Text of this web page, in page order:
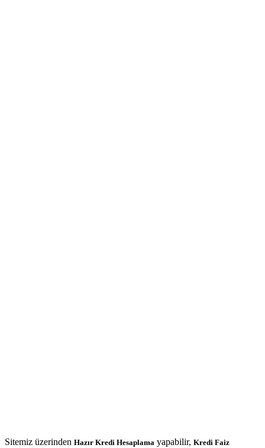
Sitemiz üzerinden Hazır Kredi Hesaplama yapabilir, Kredi Faiz